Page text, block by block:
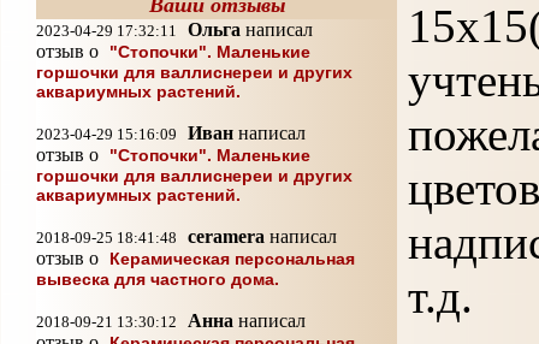
Ваши отзывы
2023-04-29 17:32:11 Ольга написал
отзыв о
"Стопочки". Маленькие
горшочки для валлиснереи и других
аквариумных растений.
2023-04-29 15:16:09 Иван написал
отзыв о
"Стопочки". Маленькие
горшочки для валлиснереи и других
аквариумных растений.
2018-09-25 18:41:48 ceramera написал
отзыв о
Керамическая персональная
вывеска для частного дома.
2018-09-21 13:30:12 Анна написал
т.д.